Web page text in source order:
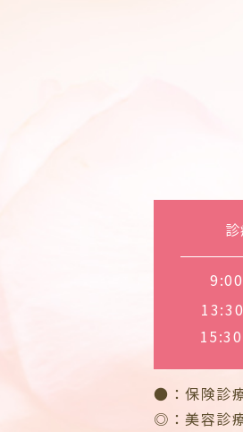
●：保険診
◎：美容診